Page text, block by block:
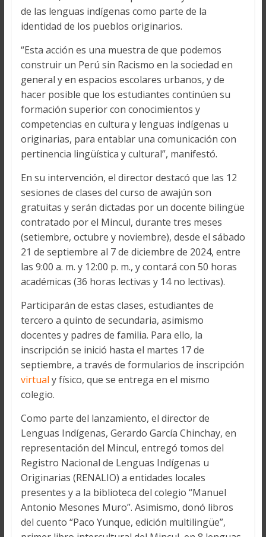
de las lenguas indígenas como parte de la
identidad de los pueblos originarios.
“Esta acción es una muestra de que podemos
construir un Perú sin Racismo en la sociedad en
general y en espacios escolares urbanos, y de
hacer posible que los estudiantes continúen su
formación superior con conocimientos y
competencias en cultura y lenguas indígenas u
originarias, para entablar una comunicación con
pertinencia lingüística y cultural”, manifestó.
En su intervención, el director destacó que las 12
sesiones de clases del curso de awajún son
gratuitas y serán dictadas por un docente bilingüe
contratado por el Mincul, durante tres meses
(setiembre, octubre y noviembre), desde el sábado
21 de septiembre al 7 de diciembre de 2024, entre
las 9:00 a. m. y 12:00 p. m., y contará con 50 horas
académicas (36 horas lectivas y 14 no lectivas).
Participarán de estas clases, estudiantes de
tercero a quinto de secundaria, asimismo
docentes y padres de familia. Para ello, la
inscripción se inició hasta el martes 17 de
septiembre, a través de formularios de inscripción
virtual y físico, que se entrega en el mismo
colegio.
Como parte del lanzamiento, el director de
Lenguas Indígenas, Gerardo García Chinchay, en
representación del Mincul, entregó tomos del
Registro Nacional de Lenguas Indígenas u
Originarias (RENALIO) a entidades locales
presentes y a la biblioteca del colegio “Manuel
Antonio Mesones Muro”. Asimismo, donó libros
del cuento “Paco Yunque, edición multilingüe”,